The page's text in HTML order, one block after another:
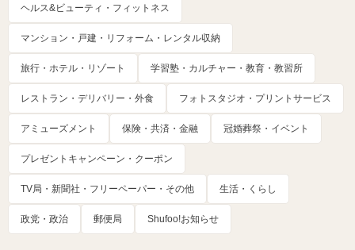
ヘルス&ビューティ・フィットネス
マンション・戸建・リフォーム・レンタル収納
旅行・ホテル・リゾート 学習塾・カルチャー・教育・教習所
レストラン・デリバリー・外食 フォトスタジオ・プリントサービス
アミューズメント 保険・共済・金融 冠婚葬祭・イベント
プレゼントキャンペーン・クーポン
TV局・新聞社・フリーペーパー・その他 生活・くらし
政党・政治 郵便局 Shufoo!お知らせ